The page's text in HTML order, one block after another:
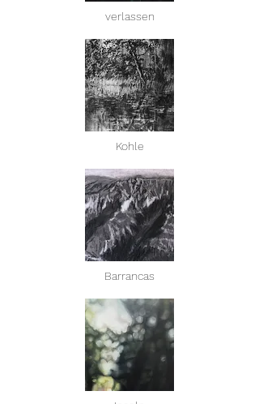
verlassen
Kohle
Barrancas